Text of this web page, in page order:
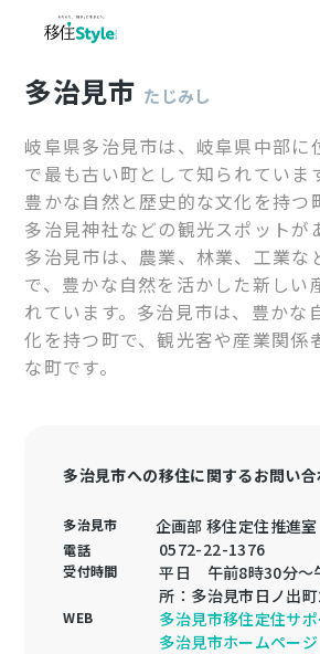
多治見市 たじみし
岐阜県多治見市は、岐阜県中部に
で最も古い町として知られていま
豊かな自然と歴史的な文化を持つ
多治見神社などの観光スポットが
多治見市は、農業、林業、工業な
で、豊かな自然を活かした新しい
れています。多治見市は、豊かな
化を持つ町で、観光客や産業関係
な町です。
多治見市への移住に関するお問い
多治見市 企画部 移住定住推進室
電話 0572-22-1376
受付時間
平日 午前8時30分～
所：多治見市日ノ出
WEB
多治見市移住定住サ
多治見市ホームページ